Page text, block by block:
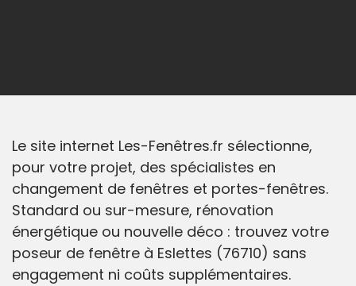
Le site internet Les-Fenêtres.fr sélectionne,
pour votre projet, des spécialistes en
changement de fenêtres et portes-fenêtres.
Standard ou sur-mesure, rénovation
énergétique ou nouvelle déco : trouvez votre
poseur de fenêtre à Eslettes (76710) sans
engagement ni coûts supplémentaires.